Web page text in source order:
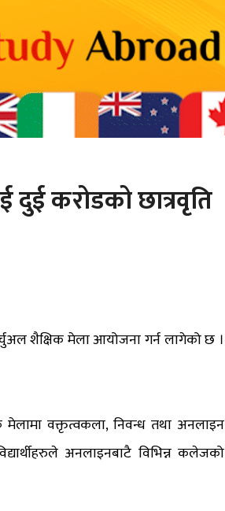
दुई करोडको छात्रवृति
शैक्षिक मेला आयोजना गर्न लागेको छ ।
वक्तृत्वकला, निवन्ध तथा अनलाइन
अनलाइनबाटै विभिन्न कलेजको